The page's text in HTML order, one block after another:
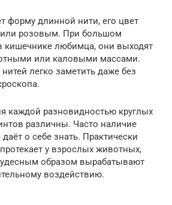
форму длинной нити, его цвет
розовым. При большом
кишечнике любимца, они выходят
или каловыми массами.
легко заметить даже без
каждой разновидностью круглых
различны. Часто наличие
о себе знать. Практически
у взрослых животных,
образом вырабатывают
воздействию.